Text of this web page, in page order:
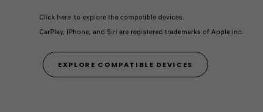
Click here to explore the compatible devices.​
CarPlay, iPhone, and Siri are registered trademarks of Apple inc.
EXPLORE COMPATIBLE DEVICES